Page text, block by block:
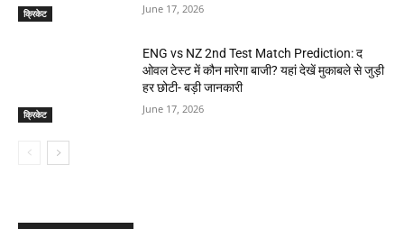
क्रिकेट June 17, 2026
क्रिकेट
ENG vs NZ 2nd Test Match Prediction: द
ओवल टेस्ट में कौन मारेगा बाजी? यहां देखें मुकाबले से जुड़ी
हर छोटी- बड़ी जानकारी
June 17, 2026